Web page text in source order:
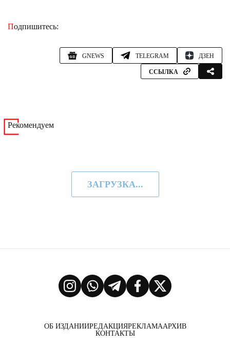
Подпишитесь:
GNEWS TELEGRAM ДЗЕН
ССЫЛКА
Рекомендуем
ЗАГРУЗКА...
ОБ ИЗДАНИИРЕДАКЦИЯРЕКЛАМААРХИВ
КОНТАКТЫ